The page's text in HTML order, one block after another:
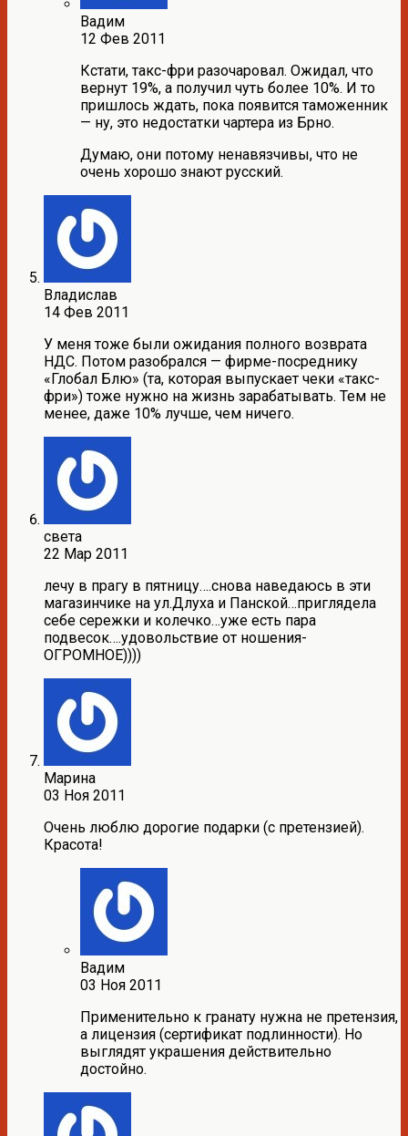
Вадим
12 Фев 2011
Кстати, такс-фри разочаровал. Ожидал, что
вернут 19%, а получил чуть более 10%. И то
пришлось ждать, пока появится таможенник
— ну, это недостатки чартера из Брно.
Думаю, они потому ненавязчивы, что не
очень хорошо знают русский.
Владислав
14 Фев 2011
У меня тоже были ожидания полного возврата
НДС. Потом разобрался — фирме-посреднику
«Глобал Блю» (та, которая выпускает чеки «такс-
фри») тоже нужно на жизнь зарабатывать. Тем не
менее, даже 10% лучше, чем ничего.
света
22 Мар 2011
лечу в прагу в пятницу….снова наведаюсь в эти
магазинчике на ул.Длуха и Панской…приглядела
себе сережки и колечко…уже есть пара
подвесок….удовольствие от ношения-
ОГРОМНОЕ))))
Марина
03 Ноя 2011
Очень люблю дорогие подарки (с претензией).
Красота!
Вадим
03 Ноя 2011
Применительно к гранату нужна не претензия,
а лицензия (сертификат подлинности). Но
выглядят украшения действительно
достойно.